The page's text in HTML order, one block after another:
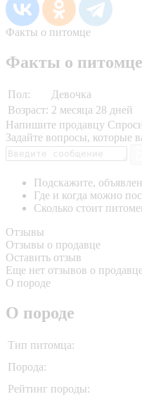
Факты о питомце
Факты о питомце
Пол:
Девочка
Возраст: 2 месяца 28 дней
Напишите продавцу
Задайте вопросы, которые
Подскажите,
Где и когда можно
Сколько стоит
Отзывы
Отзывы о продавце
Оставить отзыв
Еще нет отзывов о
О породе
О породе
Тип питомца:
Порода:
Рейтинг породы: